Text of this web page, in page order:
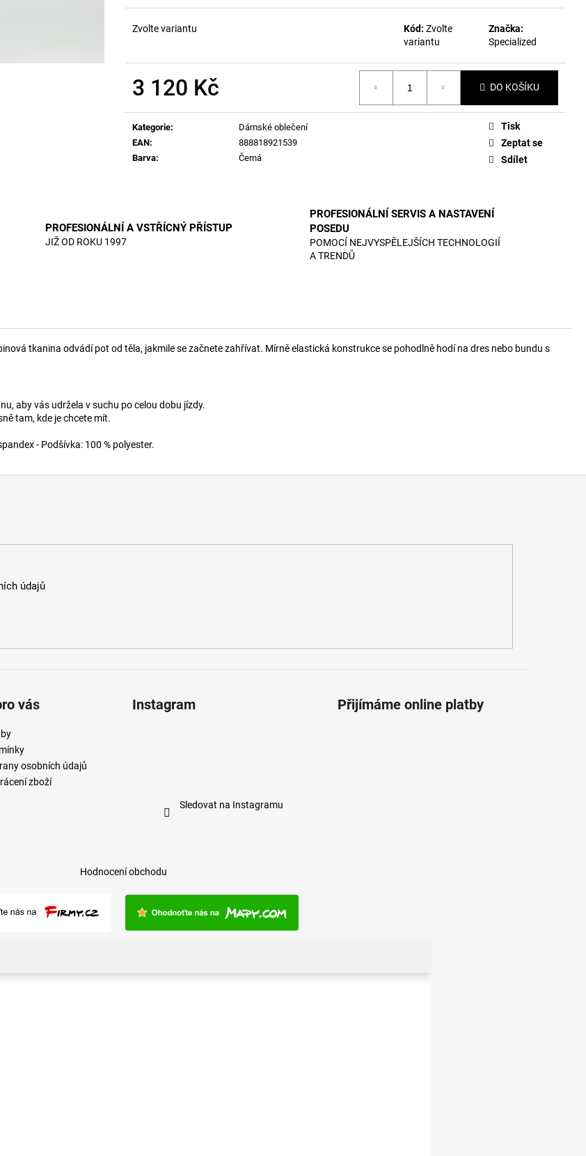
Zvolte variantu Kód: Zvolte
variantu
Značka:
Specialized
3 120 Kč DO KOŠÍKU
Kategorie:
Dámské oblečení
EAN:
888818921539
Barva: Černá
Tisk
Zeptat se
Sdílet
PROFESIONÁLNÍ A VSTŘÍCNÝ PŘÍSTUP
JIŽ OD ROKU 1997
PROFESIONÁLNÍ SERVIS A NASTAVENÍ
POSEDU
POMOCÍ NEJVYSPĚLEJŠÍCH TECHNOLOGIÍ
A TRENDŮ
tkanina odvádí pot od těla, jakmile se začnete zahřívat. Mírně elastická konstrukce se pohodlně hodí na dres nebo bundu s
aby vás udržela v suchu po celou dobu jízdy.
tam, kde je chcete mít.
- Podšívka: 100 % polyester.
údajů
vás
osobních údajů
zboží
Instagram
Sledovat na Instagramu
Přijímáme online platby
Hodnocení obchodu